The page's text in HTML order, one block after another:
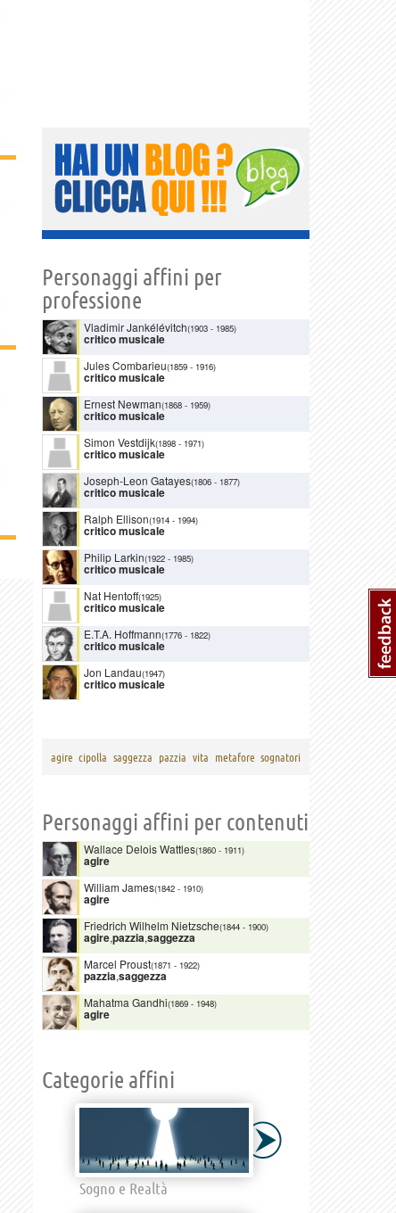
Personaggi affini per
professione
Vladimir Jankélévitch(1903 - 1985)
critico musicale
Jules Combarieu(1859 - 1916)
critico musicale
Ernest Newman(1868 - 1959)
critico musicale
Simon Vestdijk(1898 - 1971)
critico musicale
Joseph-Leon Gatayes(1806 - 1877)
critico musicale
Ralph Ellison(1914 - 1994)
critico musicale
Philip Larkin(1922 - 1985)
critico musicale
Nat Hentoff(1925)
critico musicale
E.T.A. Hoffmann(1776 - 1822)
critico musicale
Jon Landau(1947)
critico musicale
agire cipolla saggezza pazzia vita metafore sognatori
Personaggi affini per contenuti
Wallace Delois Wattles(1860 - 1911)
agire
William James(1842 - 1910)
agire
Friedrich Wilhelm Nietzsche(1844 - 1900)
agire,pazzia,saggezza
Marcel Proust(1871 - 1922)
pazzia,saggezza
Mahatma Gandhi(1869 - 1948)
agire
Categorie affini
Sogno e Realtà